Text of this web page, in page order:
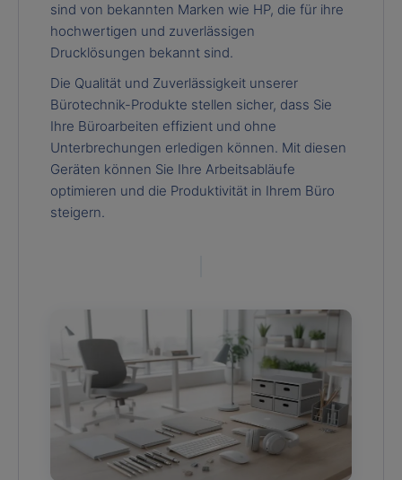
sind von bekannten Marken wie HP, die für ihre
hochwertigen und zuverlässigen
Drucklösungen bekannt sind.
Die Qualität und Zuverlässigkeit unserer
Bürotechnik-Produkte stellen sicher, dass Sie
Ihre Büroarbeiten effizient und ohne
Unterbrechungen erledigen können. Mit diesen
Geräten können Sie Ihre Arbeitsabläufe
optimieren und die Produktivität in Ihrem Büro
steigern.